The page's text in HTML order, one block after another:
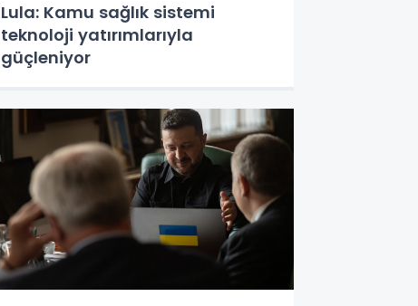
Lula: Kamu sağlık sistemi
teknoloji yatırımlarıyla
güçleniyor